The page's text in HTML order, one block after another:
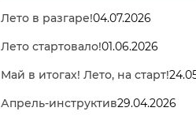
Лето в разгаре!04.07.2026
Лето стартовало!01.06.2026
Май в итогах! Лето, на старт!
Апрель-инструктив29.04.2026